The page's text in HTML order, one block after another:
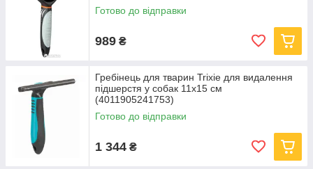
Готово до відправки
989 ₴
Гребінець для тварин Trixie для видалення
підшерстя у собак 11х15 см
(4011905241753)
Готово до відправки
1 344 ₴